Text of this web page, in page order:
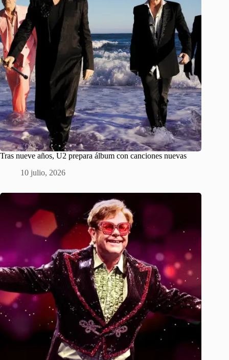
Tras nueve años, U2 prepara álbum con canciones nuevas
10 julio, 2026